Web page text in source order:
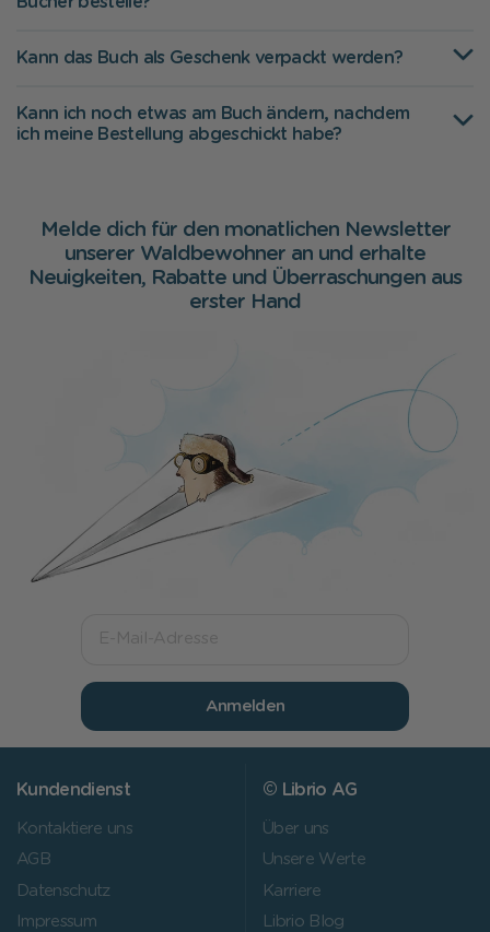
Kann das Buch als Geschenk verpackt werden?
Kann ich noch etwas am Buch ändern, nachdem
ich meine Bestellung abgeschickt habe?
Melde dich für den monatlichen Newsletter
unserer Waldbewohner an und erhalte
Neuigkeiten, Rabatte und Überraschungen aus
erster Hand
Anmelden
Kundendienst
Kontaktiere uns
AGB
Datenschutz
Impressum
© Librio AG
Über uns
Unsere Werte
Karriere
Librio Blog